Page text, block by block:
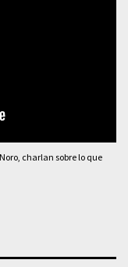
charlan sobre lo que